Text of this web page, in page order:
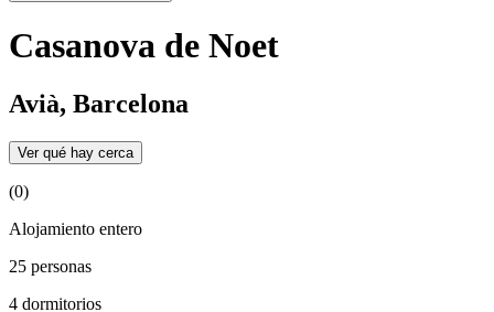
Casanova de Noet
Avià, Barcelona
Ver qué hay cerca
(0)
Alojamiento entero
25 personas
4 dormitorios